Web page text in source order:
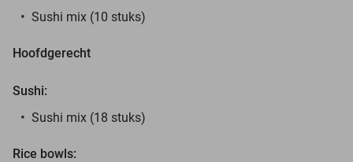
Sushi mix (10 stuks)
Hoofdgerecht
Sushi:
Sushi mix (18 stuks)
Rice bowls: